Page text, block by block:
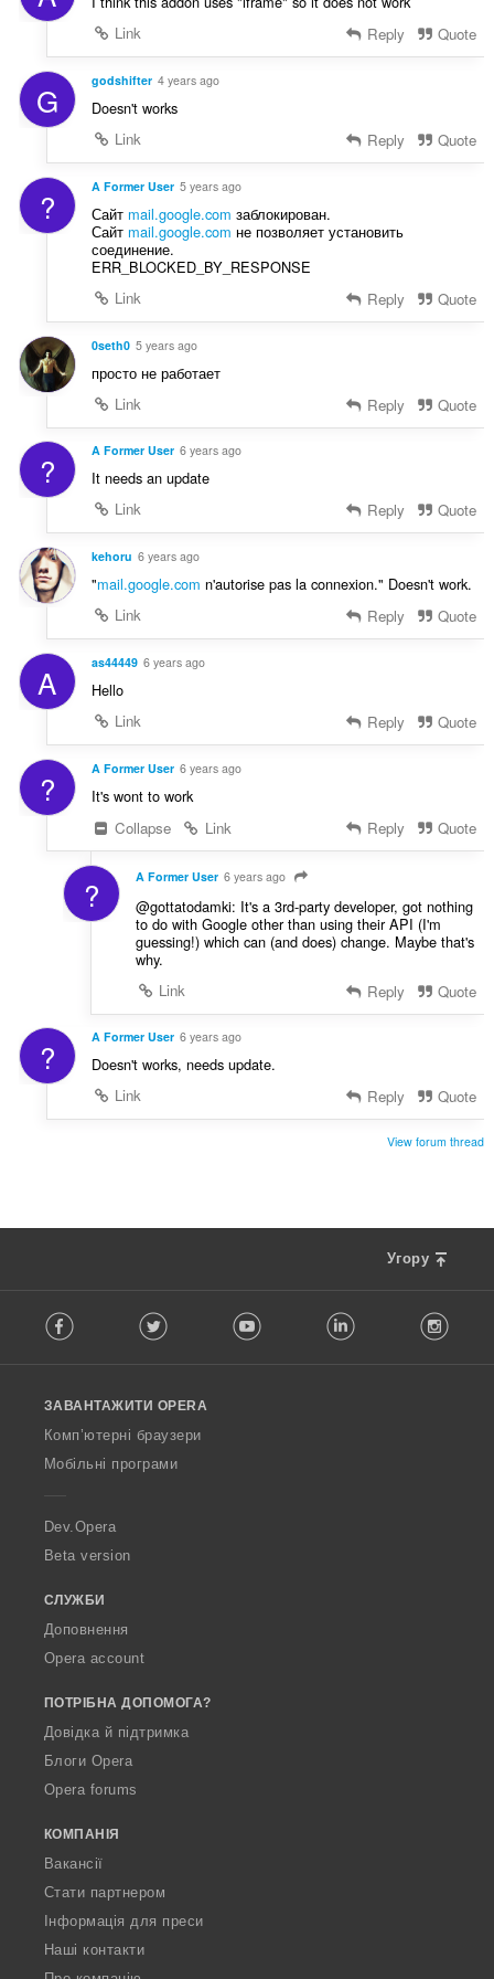
в
ч
і
в
Link
Reply Quote
G godshifter 4 years ago
Doesn't works
Link
Reply Quote
? A Former User 5 years ago
Сайт mail.google.com заблокирован.
Сайт mail.google.com не позволяет установить
соединение.
ERR_BLOCKED_BY_RESPONSE
Link
Reply Quote
0seth0 5 years ago
просто не работает
Link
Reply Quote
? A Former User 6 years ago
It needs an update
Link
Reply Quote
kehoru 6 years ago
"mail.google.com n'autorise pas la connexion." Doesn't work.
Link
Reply Quote
A as44449 6 years ago
Hello
Link
Reply Quote
? A Former User 6 years ago
It's wont to work
Collapse
Link Reply Quote
? A Former User 6 years ago
@gottatodamki: It's a 3rd-party developer, got nothing
to do with Google other than using their API (I'm
guessing!) which can (and does) change. Maybe that's
why.
Link
Reply Quote
? A Former User 6 years ago
Doesn't works, needs update.
Link
Reply Quote
View forum thread
Угору
o
w
O
p
a
Facebook Twitter Youtube LinkedIn
ЗАВАНТАЖИТИ OPERA
Комп’ютерні браузери
Мобільні програми
Dev.Opera
Beta version
СЛУЖБИ
Доповнення
Opera account
ПОТРІБНА ДОПОМОГА?
Довідка й підтримка
Блоги Opera
Opera forums
КОМПАНІЯ
Вакансії
Стати партнером
Інформація для преси
Наші контакти